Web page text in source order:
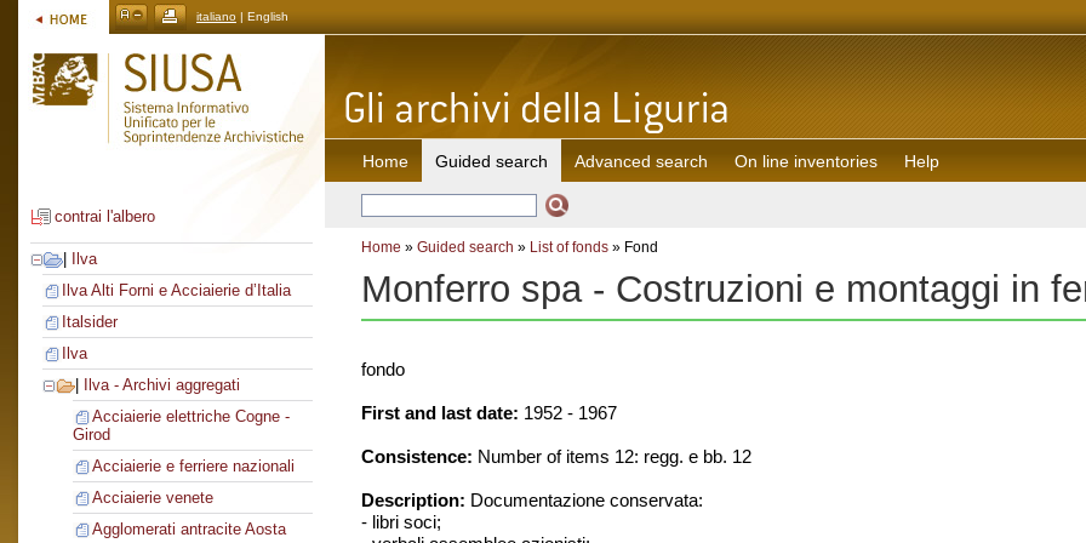
italiano | English
contrai l'albero
Ilva
Ilva Alti Forni e Acciaierie d’Italia
Italsider
Ilva
Ilva - Archivi aggregati
Acciaierie elettriche Cogne -
Girod
Acciaierie e ferriere nazionali
Acciaierie venete
Agglomerati antracite Aosta
Home Guided search Advanced search On line inventories Help
Home » Guided search » List of fonds » Fond
Monferro spa - Costruzioni e montaggi in
fondo
First and last date: 1952 - 1967
Consistence: Number of items 12: regg. e bb. 12
Description: Documentazione conservata:
- libri soci;